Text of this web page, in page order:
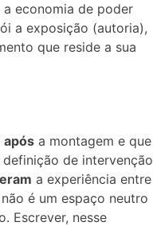
economia de poder
a exposição (autoria),
que reside a sua
após a montagem e que
de intervenção
a experiência entre
é um espaço neutro
Escrever, nesse